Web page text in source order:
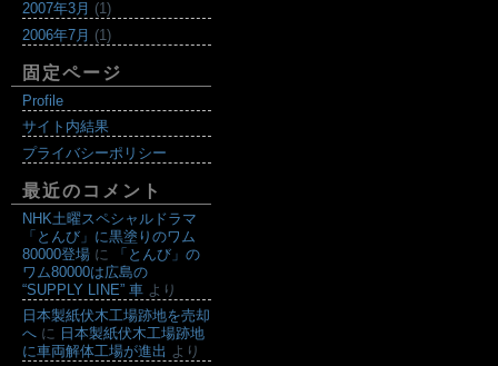
2007年3月 (1)
2006年7月 (1)
固定ページ
Profile
サイト内結果
プライバシーポリシー
最近のコメント
NHK土曜スペシャルドラマ
「とんび」に黒塗りのワム
80000登場 に
「とんび」の
ワム80000は広島の
“SUPPLY LINE” 車 より
日本製紙伏木工場跡地を売却
へ に 日本製紙伏木工場跡地
に車両解体工場が進出 より